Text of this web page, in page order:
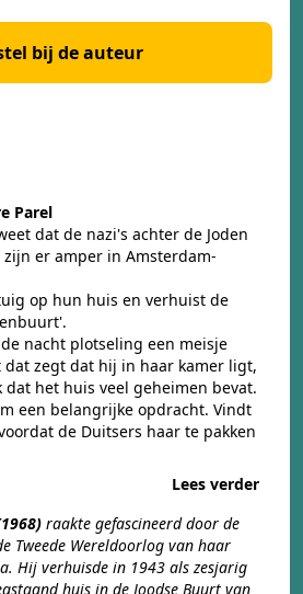
bij de auteur
Parel
dat de nazi's achter de Joden
er amper in Amsterdam-
op hun huis en verhuist de
nacht plotseling een meisje
dat zegt dat hij in haar kamer ligt,
het huis veel geheimen bevat.
een belangrijke opdracht. Vindt
de Duitsers haar te pakken
Lees verder
raakte gefascineerd door de
Tweede Wereldoorlog van haar
Hij verhuisde in 1943 als zesjarig
huis in de Joodse Buurt van